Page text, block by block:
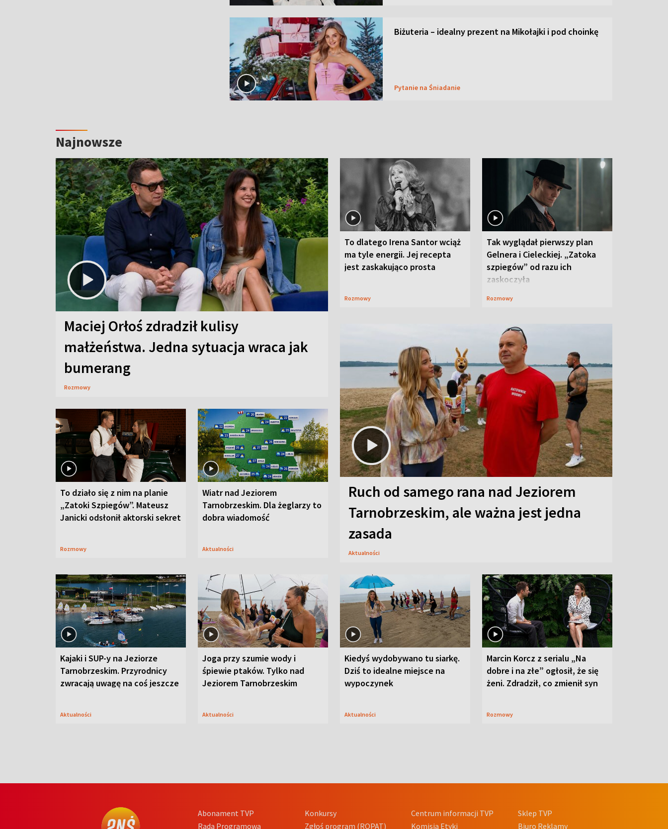
Biżuteria – idealny prezent na Mikołajki i pod choinkę
Pytanie na Śniadanie
Najnowsze
Maciej Orłoś zdradził kulisy
małżeństwa. Jedna sytuacja wraca jak
bumerang
Rozmowy
To dlatego Irena Santor wciąż
ma tyle energii. Jej recepta
jest zaskakująco prosta
Rozmowy
Tak wyglądał pierwszy plan
Gelnera i Cieleckiej. „Zatoka
szpiegów” od razu ich
zaskoczyła
Rozmowy
To działo się z nim na planie
„Zatoki Szpiegów”. Mateusz
Janicki odsłonił aktorski sekret
Rozmowy
Wiatr nad Jeziorem
Tarnobrzeskim. Dla żeglarzy to
dobra wiadomość
Aktualności
Ruch od samego rana nad Jeziorem
Tarnobrzeskim, ale ważna jest jedna
zasada
Aktualności
Kajaki i SUP-y na Jeziorze
Tarnobrzeskim. Przyrodnicy
zwracają uwagę na coś jeszcze
Aktualności
Joga przy szumie wody i
śpiewie ptaków. Tylko nad
Jeziorem Tarnobrzeskim
Aktualności
Kiedyś wydobywano tu siarkę.
Dziś to idealne miejsce na
wypoczynek
Aktualności
Marcin Korcz z serialu „Na
dobre i na złe” ogłosił, że się
żeni. Zdradził, co zmienił syn
Rozmowy
Abonament TVP
Rada Programowa
Konkursy
Zgłoś program (ROPAT)
Centrum informacji TVP
Komisja Etyki
Sklep TVP
Biuro Reklamy